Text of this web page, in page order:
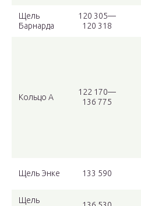
Щель
Барнарда
120 305—
120 318
Кольцо A
122 170—
136 775
Щель Энке 133 590
Щель